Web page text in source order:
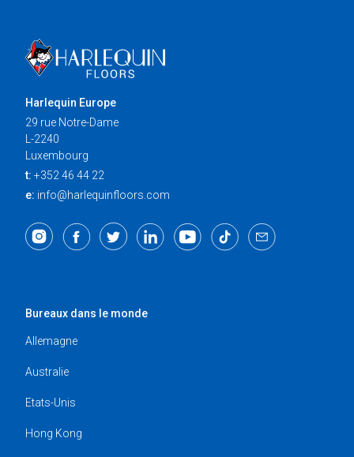
Harlequin Europe
29 rue Notre-Dame
L-2240
Luxembourg
t: +352 46 44 22
e: info@harlequinfloors.com
Bureaux dans le monde
Allemagne
Australie
Etats-Unis
Hong Kong